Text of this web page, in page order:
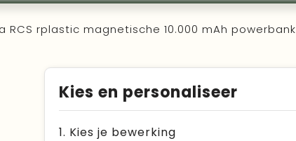
RCS rplastic magnetische 10.000 mAh powerbank
Kies en personaliseer
1. Kies je bewerking